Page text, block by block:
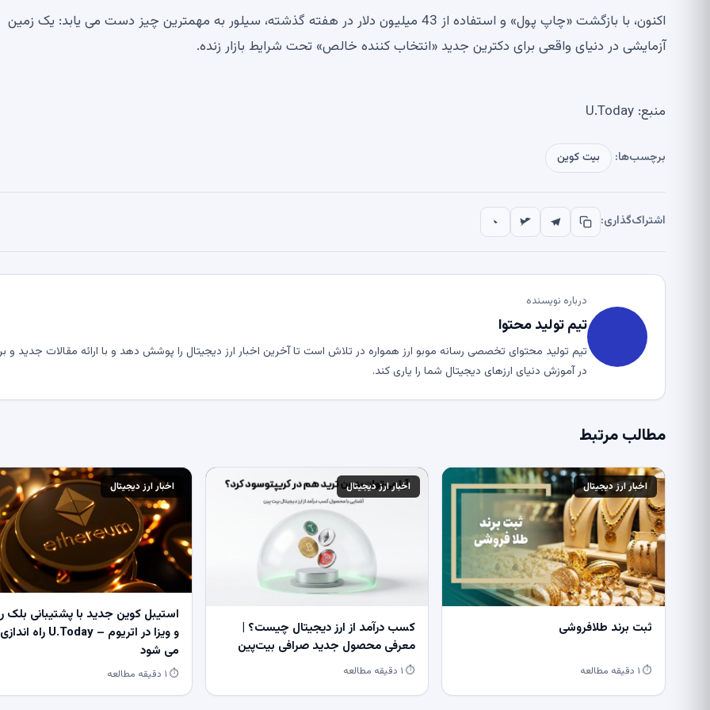
اکنون، با بازگشت «چاپ پول» و استفاده از 43 میلیون دلار در هفته گذشته، سیلور به مهمترین چیز دست می یابد: یک زمین
آزمایشی در دنیای واقعی برای دکترین جدید «انتخاب کننده خالص» تحت شرایط بازار زنده.
منبع: U.Today
برچسب‌ها: بیت کوین
اشتراک‌گذاری:
درباره نویسنده
تیم تولید محتوا
تیم تولید محتوای تخصصی رسانه موبو ارز همواره در تلاش است تا آخرین اخبار ارز دیجیتال را پوشش دهد و با ارائه مقالات جدید و
در آموزش دنیای ارزهای دیجیتال شما را یاری کند.
مطالب مرتبط
اخبار ارز دیجیتال
ثبت برند طلافروشی
⏱ ۱ دقیقه مطالعه
اخبار ارز دیجیتال
کسب درآمد از ارز دیجیتال چیست؟ |
معرفی محصول جدید صرافی بیت‌پین
⏱ ۱ دقیقه مطالعه
اخبار ارز دیجیتال
استیبل کوین جدید با پشتیبانی بلک
و ویزا در اتریوم – U.Today راه اندازی
می شود
⏱ ۱ دقیقه مطالعه